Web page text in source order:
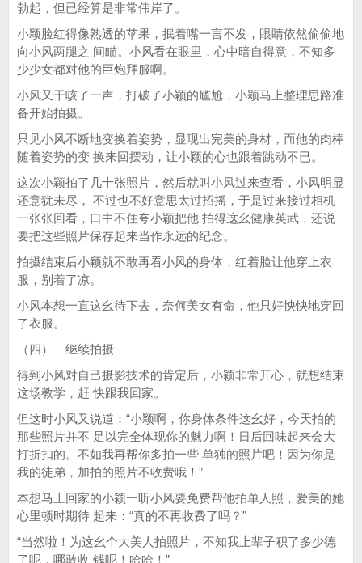
勃起，但已经算是非常伟岸了。
小颖脸红得像熟透的苹果，抿着嘴一言不发，眼睛依然偷偷地
向小风两腿之 间瞄。小风看在眼里，心中暗自得意，不知多
少少女都对他的巨炮拜服啊。
小风又干咳了一声，打破了小颖的尴尬，小颖马上整理思路准
备开始拍摄。
只见小风不断地变换着姿势，显现出完美的身材，而他的肉棒
随着姿势的变 换来回摆动，让小颖的心也跟着跳动不已。
这次小颖拍了几十张照片，然后就叫小风过来查看，小风明显
还意犹未尽， 不过也不好意思太过招摇，于是过来接过相机
一张张回看，口中不住夸小颖把他 拍得这幺健康英武，还说
要把这些照片保存起来当作永远的纪念。
拍摄结束后小颖就不敢再看小风的身体，红着脸让他穿上衣
服，别着了凉。
小风本想一直这幺待下去，奈何美女有命，他只好怏怏地穿回
了衣服。
（四） 继续拍摄
得到小风对自己摄影技术的肯定后，小颖非常开心，就想结束
这场教学，赶 快跟我回家。
但这时小风又说道：“小颖啊，你身体条件这幺好，今天拍的
那些照片并不 足以完全体现你的魅力啊！日后回味起来会大
打折扣的。不如我再帮你多拍一些 单独的照片吧！因为你是
我的徒弟，加拍的照片不收费哦！”
本想马上回家的小颖一听小风要免费帮他拍单人照，爱美的她
心里顿时期待 起来：“真的不再收费了吗？”
“当然啦！为这幺个大美人拍照片，不知我上辈子积了多少德
了呢，哪敢收 钱呢！哈哈！”